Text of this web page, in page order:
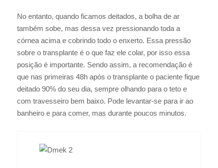
No entanto, quando ficamos deitados, a bolha de ar
também sobe, mas dessa vez pressionando toda a
córnea acima e cobrindo todo o enxerto. Essa pressão
sobre o transplante é o que faz ele colar, por isso essa
posição é importante. Sendo assim, a recomendação é
que nas primeiras 48h após o transplante o paciente fique
deitado 90% do seu dia, sempre olhando para o teto e
com travesseiro bem baixo. Pode levantar-se para ir ao
banheiro e para comer, mas durante poucos minutos.